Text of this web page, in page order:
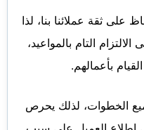
على ثقة عملائنا بنا، لذا
التام بالمواعيد،
بأعمالهم.
الخطوات، لذلك يحرص